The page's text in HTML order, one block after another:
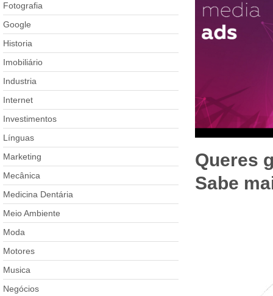
Queres
Sabe
Fotografia
Google
Historia
Imobiliário
Industria
Internet
Investimentos
Línguas
Marketing
Mecânica
Medicina Dentária
Meio Ambiente
Moda
Motores
Musica
Negócios